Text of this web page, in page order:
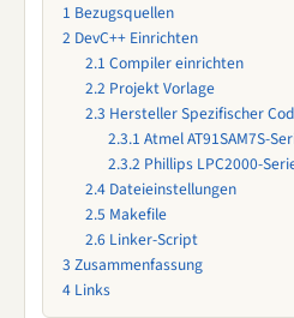
1 Bezugsquellen
2 DevC++ Einrichten
2.1 Compiler einrichten
2.2 Projekt Vorlage
2.3 Hersteller Spezifischer
2.3.1 Atmel AT91SAM7S-
2.3.2 Phillips LPC2000-
2.4 Dateieinstellungen
2.5 Makefile
2.6 Linker-Script
3 Zusammenfassung
4 Links